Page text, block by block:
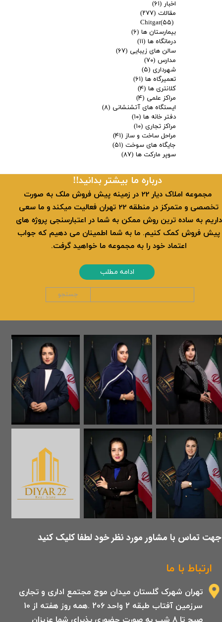
اخبار (۶۱)
مقالات (۲۷۷)
Chitgar(۵۵)
بیمارستان ها (۶)
درمانگاه ها (۱۱)
سالن های زیبایی (۶۷)
مدارس (۷۰)
شهرداری (۵)
تعمیرگاه ها (۶۱)
کلانتری ها (۴)
مراکز علمی (۴)
ایستگاه های آتشنشانی (۸)
دفتر خانه ها (۱۰)
مراکز تجاری (۱۰)
مراحل ساخت و ساز (۴۱)
جایگاه های سوخت (۵۱)
سوپر مارکت ها (۸۷)
ارتباط با ما
تهران شهرک گلستان میدان موج مجتمع اداری و تجاری
سرزمین آفتاب طبقه 2 واحد 206 .همه روز هفته از 10
​جهت تماس با مشاور مورد نظر خود لطفا کلیک کنید
​​درباره ما بیشتر بدانید!!
​ مجموعه املاک دیار 22 در زمینه پیش فروش ملک به صورت
تخصصی و متمرکز در منطقه 22 تهران فعالیت میکند و ما سعی
داریم به ساده ترین روش ممکن به شما در اعتبارسنجی پروژه های
پیش فروش کمک کنیم. ما به شما اطمینان می دهیم که جواب
اعتماد خود را به مجموعه ما خواهید گرفت.
ادامه مطلب
جستجو